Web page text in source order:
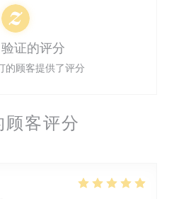
顾客评分
证的评分
的顾客提供了评分